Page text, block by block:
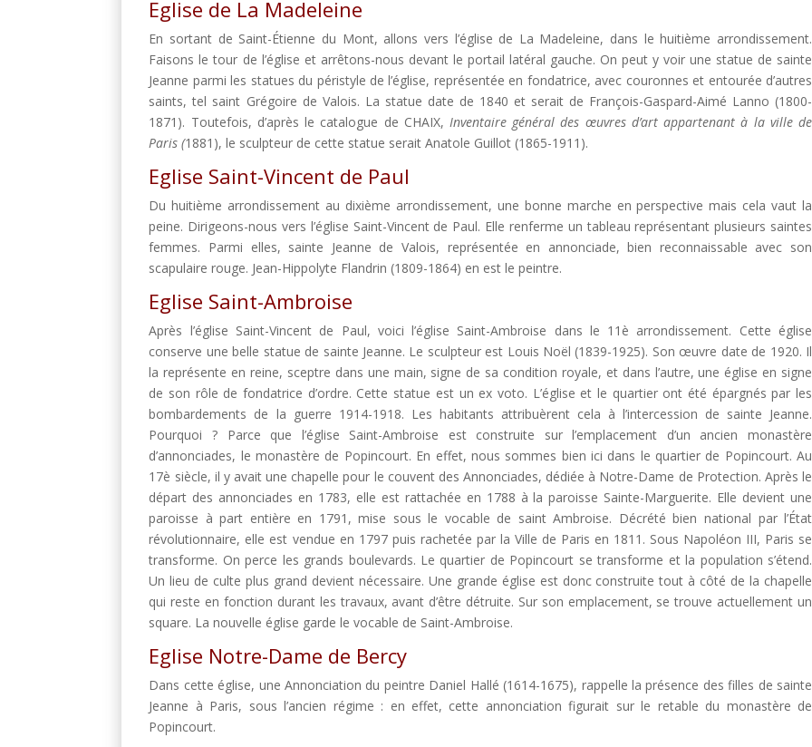
Eglise de La Madeleine
En sortant de Saint-Étienne du Mont, allons vers l’église de La Madeleine, dans le huitième arrondissement.
Faisons le tour de l’église et arrêtons-nous devant le portail latéral gauche. On peut y voir une statue de sainte
Jeanne parmi les statues du péristyle de l’église, représentée en fondatrice, avec couronnes et entourée d’autres
saints, tel saint Grégoire de Valois. La statue date de 1840 et serait de François-Gaspard-Aimé Lanno (1800-
1871). Toutefois, d’après le catalogue de CHAIX, Inventaire général des œuvres d’art appartenant à la ville de
Paris (1881), le sculpteur de cette statue serait Anatole Guillot (1865-1911).
Eglise Saint-Vincent de Paul
Du huitième arrondissement au dixième arrondissement, une bonne marche en perspective mais cela vaut la
peine. Dirigeons-nous vers l’église Saint-Vincent de Paul. Elle renferme un tableau représentant plusieurs saintes
femmes. Parmi elles, sainte Jeanne de Valois, représentée en annonciade, bien reconnaissable avec son
scapulaire rouge. Jean-Hippolyte Flandrin (1809-1864) en est le peintre.
Eglise Saint-Ambroise
Après l’église Saint-Vincent de Paul, voici l’église Saint-Ambroise dans le 11è arrondissement. Cette église
conserve une belle statue de sainte Jeanne. Le sculpteur est Louis Noël (1839-1925). Son œuvre date de 1920. Il
la représente en reine, sceptre dans une main, signe de sa condition royale, et dans l’autre, une église en signe
de son rôle de fondatrice d’ordre. Cette statue est un ex voto. L’église et le quartier ont été épargnés par les
bombardements de la guerre 1914-1918. Les habitants attribuèrent cela à l’intercession de sainte Jeanne.
Pourquoi ? Parce que l’église Saint-Ambroise est construite sur l’emplacement d’un ancien monastère
d’annonciades, le monastère de Popincourt. En effet, nous sommes bien ici dans le quartier de Popincourt. Au
17è siècle, il y avait une chapelle pour le couvent des Annonciades, dédiée à Notre-Dame de Protection. Après le
départ des annonciades en 1783, elle est rattachée en 1788 à la paroisse Sainte-Marguerite. Elle devient une
paroisse à part entière en 1791, mise sous le vocable de saint Ambroise. Décrété bien national par l’État
révolutionnaire, elle est vendue en 1797 puis rachetée par la Ville de Paris en 1811. Sous Napoléon III, Paris se
transforme. On perce les grands boulevards. Le quartier de Popincourt se transforme et la population s’étend.
Un lieu de culte plus grand devient nécessaire. Une grande église est donc construite tout à côté de la chapelle
qui reste en fonction durant les travaux, avant d’être détruite. Sur son emplacement, se trouve actuellement un
square. La nouvelle église garde le vocable de Saint-Ambroise.
Eglise Notre-Dame de Bercy
Dans cette église, une Annonciation du peintre Daniel Hallé (1614-1675), rappelle la présence des filles de sainte
Jeanne à Paris, sous l’ancien régime : en effet, cette annonciation figurait sur le retable du monastère de
Popincourt.